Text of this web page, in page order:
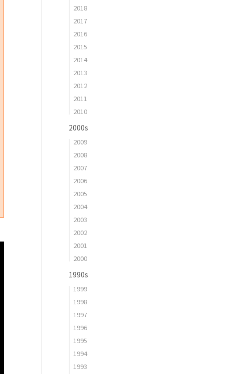
2018
2017
2016
2015
2014
2013
2012
2011
2010
2000s
2009
2008
2007
2006
2005
2004
2003
2002
2001
2000
1990s
1999
1998
1997
1996
1995
1994
1993